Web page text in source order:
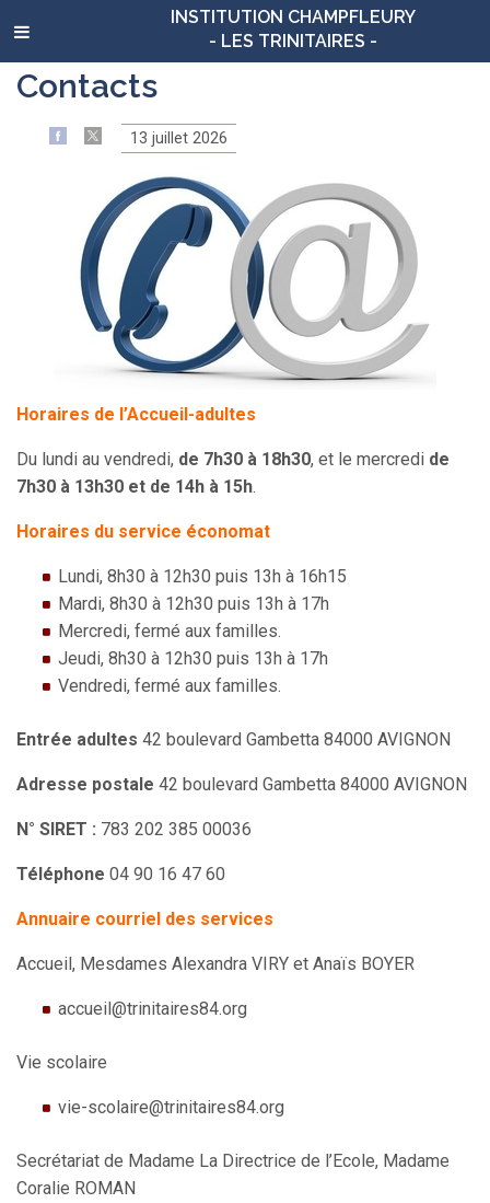
INSTITUTION CHAMPFLEURY
- LES TRINITAIRES -
Contacts
13 juillet 2026
Horaires de l’Accueil-adultes
Du lundi au vendredi, de 7h30 à 18h30, et le mercredi de
7h30 à 13h30 et de 14h à 15h.
Horaires du service économat
Lundi, 8h30 à 12h30 puis 13h à 16h15
Mardi, 8h30 à 12h30 puis 13h à 17h
Mercredi, fermé aux familles.
Jeudi, 8h30 à 12h30 puis 13h à 17h
Vendredi, fermé aux familles.
Entrée adultes 42 boulevard Gambetta 84000 AVIGNON
Adresse postale 42 boulevard Gambetta 84000 AVIGNON
N° SIRET : 783 202 385 00036
Téléphone 04 90 16 47 60
Annuaire courriel des services
Accueil, Mesdames Alexandra VIRY et Anaïs BOYER
accueil@trinitaires84.org
Vie scolaire
vie-scolaire@trinitaires84.org
Secrétariat de Madame La Directrice de l’Ecole, Madame
Coralie ROMAN